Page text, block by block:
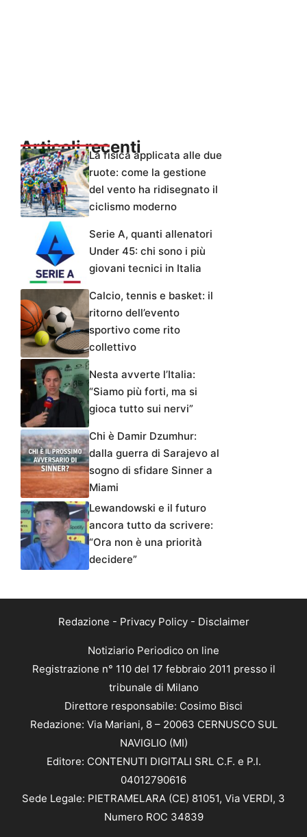
Articoli recentiLa fisica applicata alle due
ruote: come la gestione
del vento ha ridisegnato il
ciclismo moderno
Serie A, quanti allenatori
Under 45: chi sono i più
giovani tecnici in Italia
Calcio, tennis e basket: il
ritorno dell’evento
sportivo come rito
collettivo
Nesta avverte l’Italia:
“Siamo più forti, ma si
gioca tutto sui nervi”
Chi è Damir Dzumhur:
dalla guerra di Sarajevo al
sogno di sfidare Sinner a
Miami
Lewandowski e il futuro
ancora tutto da scrivere:
“Ora non è una priorità
decidere”
Redazione - Privacy Policy- Disclaimer
Notiziario Periodico on line
Registrazione n° 110 del 17 febbraio 2011 presso il
tribunale di Milano
Direttore responsabile: Cosimo Bisci
Redazione: Via Mariani, 8 – 20063 CERNUSCO SUL
NAVIGLIO (MI)
Editore: CONTENUTI DIGITALI SRL C.F. e P.I.
04012790616
Sede Legale: PIETRAMELARA (CE) 81051, Via VERDI, 3
Numero ROC 34839